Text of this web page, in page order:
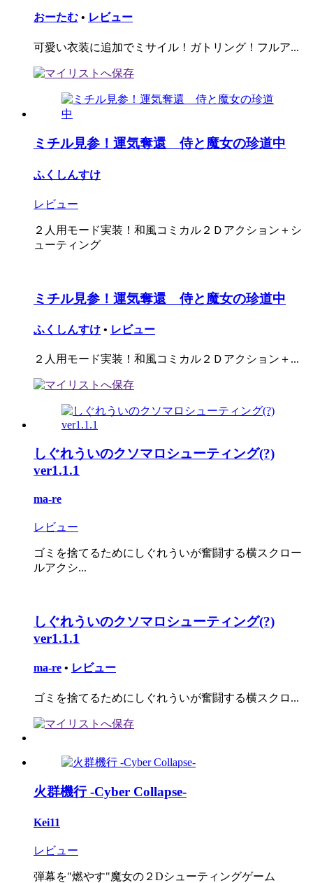
おーたむ • レビュー
可愛い衣装に追加でミサイル！ガトリング！フルア...
ミチル見参！運気奪還 侍と魔女の珍道中
ふくしんすけ
レビュー
２人用モード実装！和風コミカル２Ｄアクション＋シ
ューティング
ミチル見参！運気奪還 侍と魔女の珍道中
ふくしんすけ • レビュー
２人用モード実装！和風コミカル２Ｄアクション＋...
しぐれういのクソマロシューティング(?)
ver1.1.1
ma-re
レビュー
ゴミを捨てるためにしぐれういが奮闘する横スクロー
ルアクシ...
しぐれういのクソマロシューティング(?)
ver1.1.1
ma-re • レビュー
ゴミを捨てるためにしぐれういが奮闘する横スクロ...
火群機行 -Cyber Collapse-
Kei11
レビュー
弾幕を"燃やす"魔女の２Dシューティングゲーム